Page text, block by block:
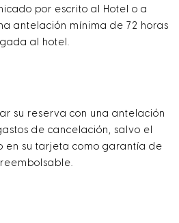
por escrito al Hotel o a
antelación mínima de 72 horas
al hotel.
su reserva con una antelación
de cancelación, salvo el
en su tarjeta como garantía de